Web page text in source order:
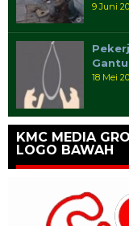
9 Juni
18 Mei
KMC MEDIA
LOGO BAWAH